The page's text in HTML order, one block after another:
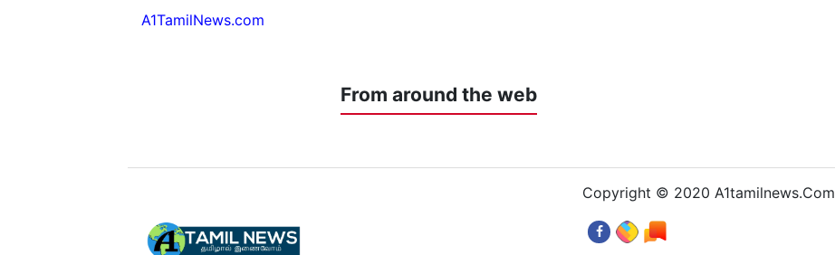
A1TamilNews.com
From around the web
Copyright © 2020 A1tamilnews.Com